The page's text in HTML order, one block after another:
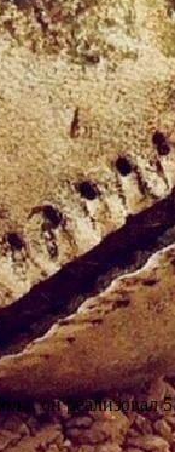
, он реализовал